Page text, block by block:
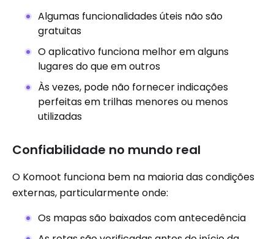
Algumas funcionalidades úteis não são
gratuitas
O aplicativo funciona melhor em alguns
lugares do que em outros
Às vezes, pode não fornecer indicações
perfeitas em trilhas menores ou menos
utilizadas
Confiabilidade no mundo real
O Komoot funciona bem na maioria das condições
externas, particularmente onde:
Os mapas são baixados com antecedência